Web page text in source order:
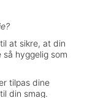
at sikre, at din
hyggelig som
tilpas dine
din smag.